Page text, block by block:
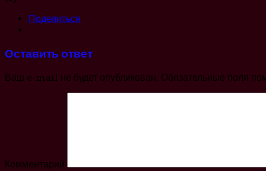
Поделиться
Оставить ответ
Ваш e-mail не будет опубликован. Обязательные поля
Комментарий